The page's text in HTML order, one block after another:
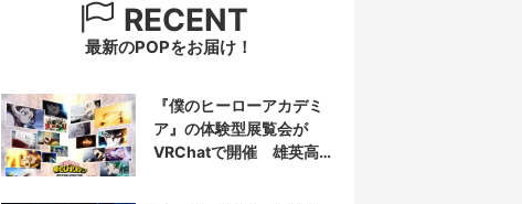
RECENT
最新のPOPをお届け！
『僕のヒーローアカデミ
ア』の体験型展覧会が
VRChatで開催 雄英高校